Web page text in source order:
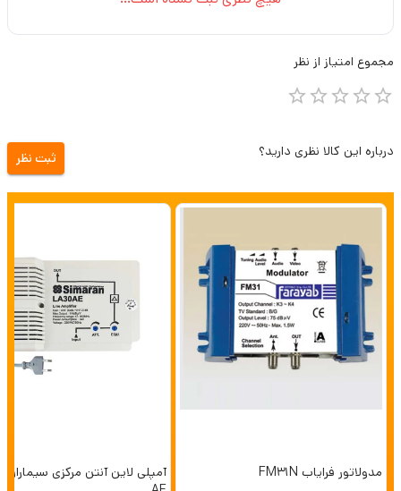
مجموع امتیاز از نظر
درباره این کالا نظری دارید؟ ثبت نظر
مدولاتور فرایاب FM31N